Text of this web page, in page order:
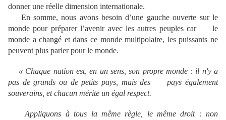
donner une réelle dimension internationale.
En somme, nous avons besoin d’une gauche ouverte sur le
monde pour préparer l’avenir avec les autres peuples car le
monde a changé et dans ce monde multipolaire, les puissants ne
peuvent plus parler pour le monde.
« Chaque nation est, en un sens, son propre monde : il n'y a
pas de grands ou de petits pays, mais des pays également
souverains, et chacun mérite un égal respect.
Appliquons à tous la même règle, le même droit : non